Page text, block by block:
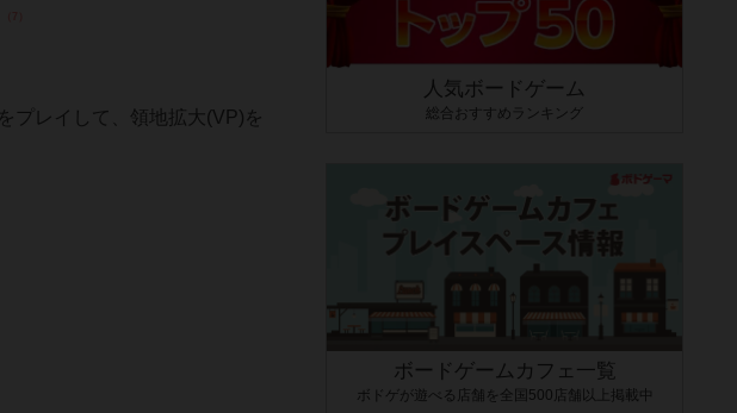
プレイして、領地拡大(VP)を
人気ボードゲーム
総合おすすめランキング
ボードゲームカフェ一覧
ボドゲが遊べる店舗を全国500店舗以上掲載中